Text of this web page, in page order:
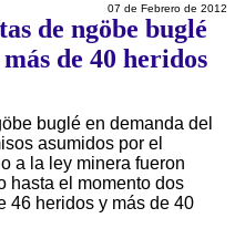
07 de Febrero de 2012
de ngöbe buglé
de 40 heridos
buglé en demanda del
asumidos por el
a la ley minera fueron
hasta el momento dos
46 heridos y más de 40